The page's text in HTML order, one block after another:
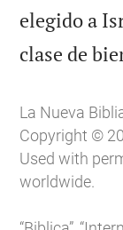
elegido a
clase de
La Nueva
Copyright ©
Used with
worldwide.